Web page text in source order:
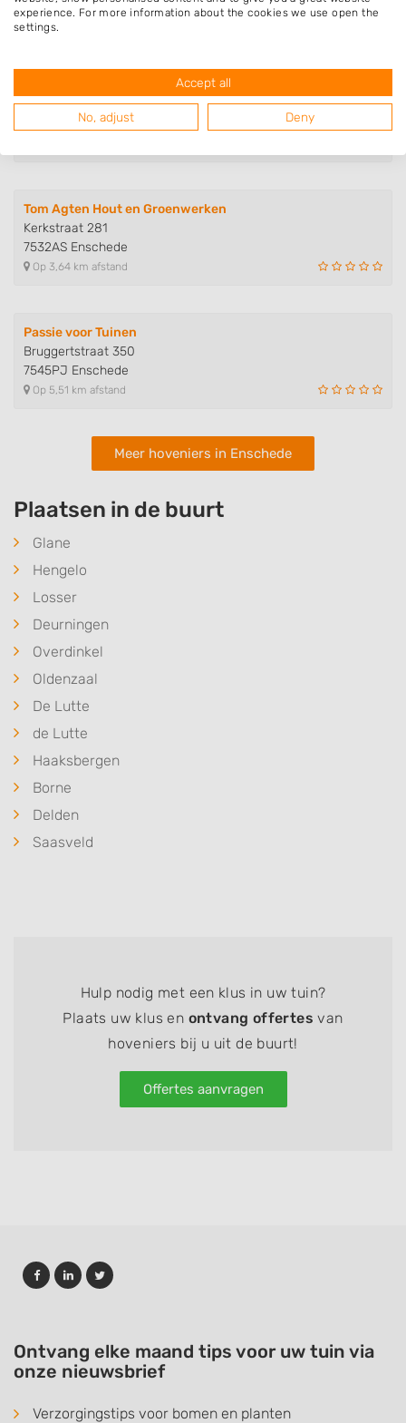
Op 3,57 km afstand
Vergertweg 77
7524PN Enschede
Tom Agten Hout en Groenwerken
Kerkstraat 281
7532AS Enschede
Op 3,64 km afstand
Passie voor Tuinen
Bruggertstraat 350
7545PJ Enschede
Op 5,51 km afstand
Meer hoveniers in Enschede
Plaatsen in de buurt
Glane
Hengelo
Losser
Deurningen
Overdinkel
Oldenzaal
De Lutte
de Lutte
Haaksbergen
Borne
Delden
Saasveld
Hulp nodig met een klus in uw tuin?
Plaats uw klus en ontvang offertes van
hoveniers bij u uit de buurt!
Offertes aanvragen
Ontvang elke maand tips voor uw tuin via
onze nieuwsbrief
Verzorgingstips voor bomen en planten
experience. For more information about the cookies we use open the
settings.
Accept all
No, adjust Deny